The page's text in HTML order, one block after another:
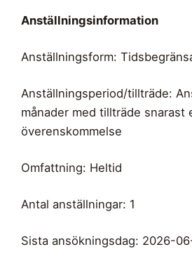
Anställningsinformation
Anställningsform:
Anställningsperiod/tillträde:
månader med tillträde snarast
överenskommelse
Omfattning: Heltid
Antal anställningar: 1
Sista ansökningsdag: 2026-